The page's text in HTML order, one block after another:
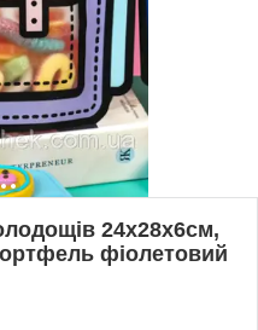
24х28х6см,
фіолетовий